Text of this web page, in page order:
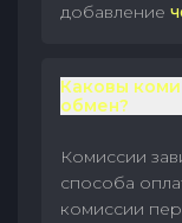
добавление
Каковы
обмен?
Комиссии
способа
комиссии